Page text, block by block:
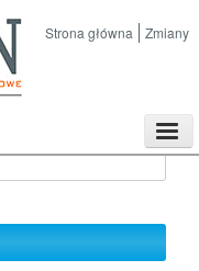
Strona główna Zmiany